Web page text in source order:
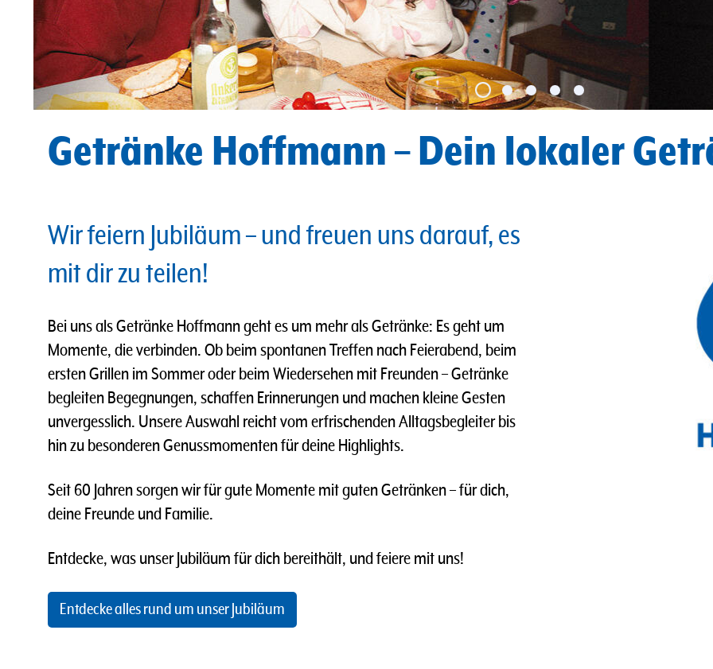
Getränke Hoffmann – Dein lokaler
Wir feiern Jubiläum – und freuen uns darauf, es
mit dir zu teilen!
Bei uns als Getränke Hoffmann geht es um mehr als Getränke: Es geht um
Momente, die verbinden. Ob beim spontanen Treffen nach Feierabend, beim
ersten Grillen im Sommer oder beim Wiedersehen mit Freunden – Getränke
begleiten Begegnungen, schaffen Erinnerungen und machen kleine Gesten
unvergesslich. Unsere Auswahl reicht vom erfrischenden Alltagsbegleiter bis
hin zu besonderen Genussmomenten für deine Highlights.
Seit 60 Jahren sorgen wir für gute Momente mit guten Getränken – für dich,
deine Freunde und Familie.
Entdecke, was unser Jubiläum für dich bereithält, und feiere mit uns!
Entdecke alles rund um unser Jubiläum